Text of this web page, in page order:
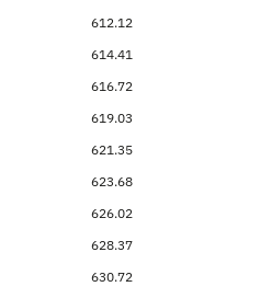
612.12
614.41
616.72
619.03
621.35
623.68
626.02
628.37
630.72